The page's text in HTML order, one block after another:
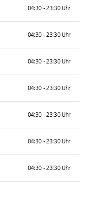
04:30 - 23:30 Uhr
04:30 - 23:30 Uhr
04:30 - 23:30 Uhr
04:30 - 23:30 Uhr
04:30 - 23:30 Uhr
04:30 - 23:30 Uhr
04:30 - 23:30 Uhr